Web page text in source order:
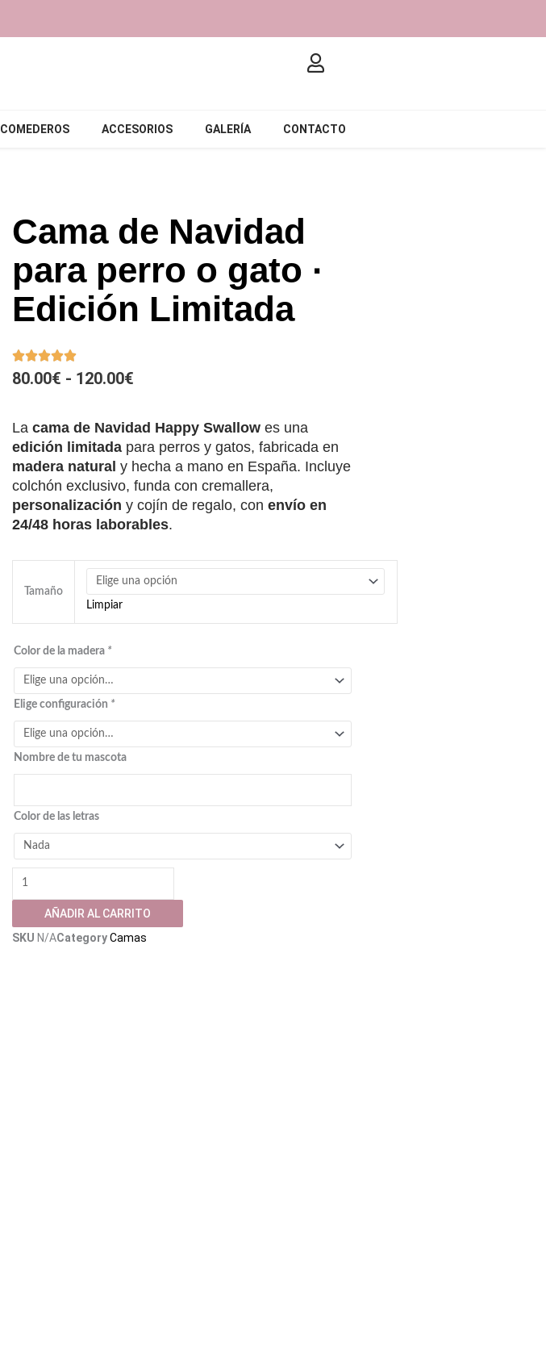
COMEDEROS ACCESORIOS GALERÍA CONTACTO
Cama de Navidad
para perro o gato ·
Edición Limitada
80.00€ - 120.00€
PRECIOS:
DESDE
80.00€
HASTA
120.00€
La cama de Navidad Happy Swallow es una
edición limitada para perros y gatos, fabricada en
madera natural y hecha a mano en España. Incluye
colchón exclusivo, funda con cremallera,
personalización y cojín de regalo, con envío en
24/48 horas laborables.
Tamaño
Limpiar
Color de la madera *
Elige configuración *
Nombre de tu mascota
Color de las letras
perro
gato
Edición
Limitada
AÑADIR AL CARRITO
SKU N/ACategoryCamas